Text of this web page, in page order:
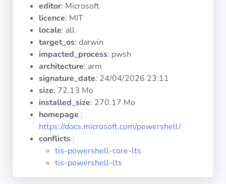
Documentation
Tranquil IT
Liste de
editor: Microsoft
licence: MIT
locale: all
target_os: darwin
impacted_process: pwsh
architecture: arm
signature_date: 24/04/2026 23:11
size: 72.13 Mo
installed_size: 270.17 Mo
homepage :
https://docs.microsoft.com/powershell/
conflicts :
tis-powershell-core-lts
tis-powershell-lts